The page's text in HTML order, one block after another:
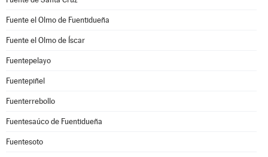
Fuente el Olmo de Fuentidueña
Fuente el Olmo de Íscar
Fuentepelayo
Fuentepiñel
Fuenterrebollo
Fuentesaúco de Fuentidueña
Fuentesoto